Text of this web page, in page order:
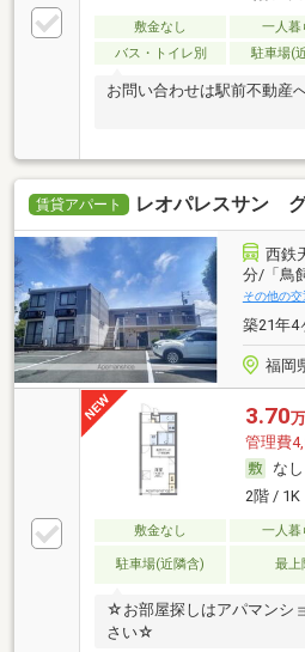
敷金なし 一人暮
バス・トイレ別
駐車場(
お問い合わせは駅前不動産
賃貸アパート レオパレスサン
西鉄
分/「鳥
その他の交
築21年4
福岡
3.70
管理費
なし
2階 / 1K
敷金なし 一人暮
駐車場(近隣含) 最上
☆お部屋探しはアパマンシ
さい☆